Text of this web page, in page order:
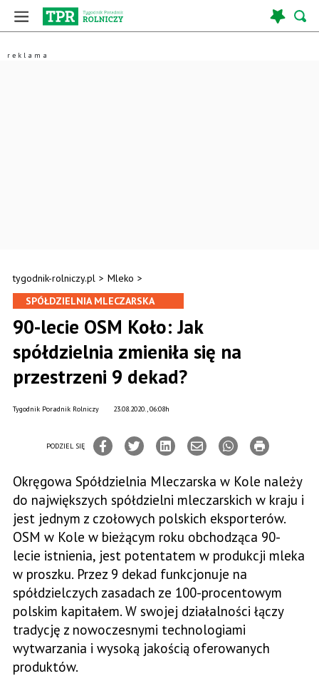
tygodnik-rolniczy.pl > Mleko >
SPÓŁDZIELNIA MLECZARSKA
90-lecie OSM Koło: Jak
spółdzielnia zmieniła się na
przestrzeni 9 dekad?
23.08.2020., 06:08h
Tygodnik Poradnik Rolniczy
PODZIEL SIĘ
Okręgowa Spółdzielnia Mleczarska w Kole należy
do największych spółdzielni mleczarskich w kraju i
jest jednym z czołowych polskich eksporterów.
OSM w Kole w bieżącym roku obchodząca 90-
lecie istnienia, jest potentatem w produkcji mleka
w proszku. Przez 9 dekad funkcjonuje na
spółdzielczych zasadach ze 100-procentowym
polskim kapitałem. W swojej działalności łączy
tradycję z nowoczesnymi technologiami
wytwarzania i wysoką jakością oferowanych
produktów.